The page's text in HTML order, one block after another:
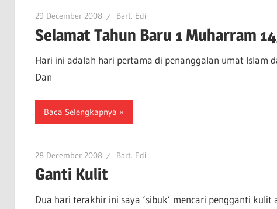
29 December 2008 Bart. Edi
Selamat Tahun Baru 1 Muharram
Hari ini adalah hari pertama di penanggalan umat Islam
Dan
Baca Selengkapnya
28 December 2008 Bart. Edi
Ganti Kulit
Dua hari terakhir ini saya ‘sibuk’ mencari pengganti